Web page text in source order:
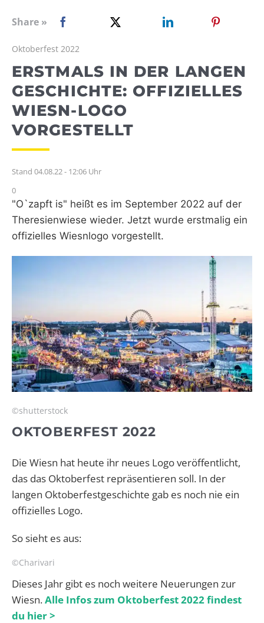
WEBRADIO
Share »
Oktoberfest 2022
ERSTMALS IN DER LANGEN
GESCHICHTE: OFFIZIELLES
WIESN-LOGO
VORGESTELLT
Stand 04.08.22 - 12:06 Uhr
0
"O`zapft is" heißt es im September 2022 auf der
Theresienwiese wieder. Jetzt wurde erstmalig ein
offizielles Wiesnlogo vorgestellt.
©shutterstock
OKTOBERFEST 2022
Die Wiesn hat heute ihr neues Logo veröffentlicht,
das das Oktoberfest repräsentieren soll. In der
langen Oktoberfestgeschichte gab es noch nie ein
offizielles Logo.
So sieht es aus:
©Charivari
Dieses Jahr gibt es noch weitere Neuerungen zur
Wiesn.Alle Infos zum Oktoberfest 2022 findest
du hier >